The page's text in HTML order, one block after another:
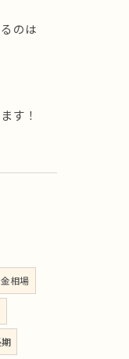
のは
す！
金相場